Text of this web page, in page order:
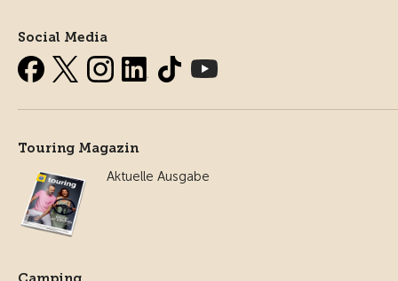
Social Media
Touring Magazin
Aktuelle Ausgabe